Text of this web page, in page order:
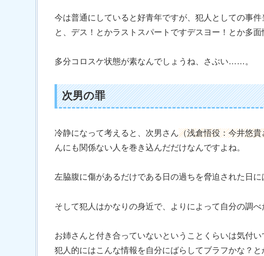
今は普通にしていると好青年ですが、犯人としての事
と、デス！とかラストスパートですデスヨー！とか多面
多分コロスケ状態が素なんでしょうね、さぶい……。
次男の罪
冷静になって考えると、次男さん（浅倉悟役：今井悠貴
んにも関係ない人を巻き込んだだけなんですよね。
左脇腹に傷があるだけである日の過ちを脅迫された日に
そして犯人はかなりの身近で、よりによって自分の調
お姉さんと付き合っていないということくらいは気付い
犯人的にはこんな情報を自分にばらしてブラフかな？